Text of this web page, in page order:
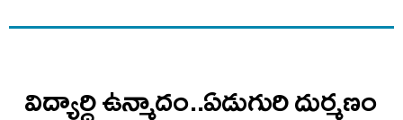
విద్యార్ధి ఉన్మాదం..ఏడుగురి దుర్మణం